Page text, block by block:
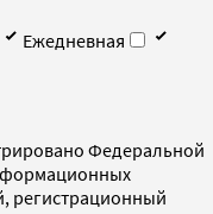
Ежедневная
Федеральной
регистрационный